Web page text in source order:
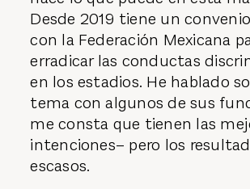
Desde 2019 tiene un
con la Federación Mexicana
erradicar las conductas
en los estadios. He hablado
tema con algunos de sus
me consta que tienen las
intenciones– pero los
escasos.